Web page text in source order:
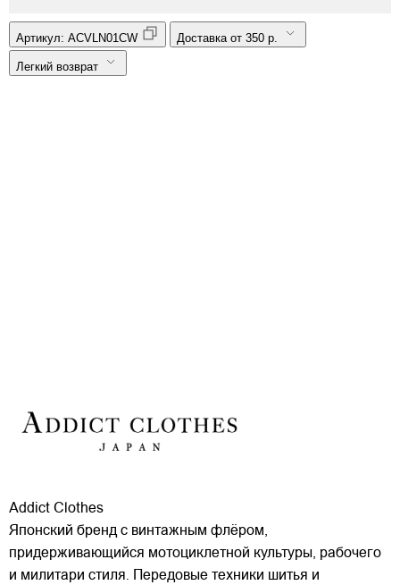
Артикул: ACVLN01CW Доставка от 350 р.
Легкий возврат
Addict Clothes
Японский бренд с винтажным флёром,
придерживающийся мотоциклетной культуры, рабочего
и милитари стиля. Передовые техники шитья и